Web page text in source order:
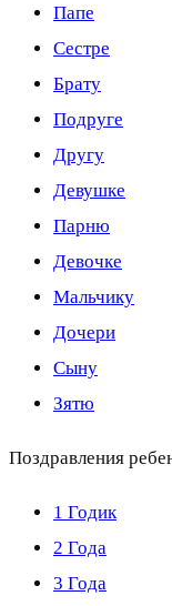
Папе
Сестре
Брату
Подруге
Другу
Девушке
Парню
Девочке
Мальчику
Дочери
Сыну
Зятю
Поздравления
1 Годик
2 Года
3 Года